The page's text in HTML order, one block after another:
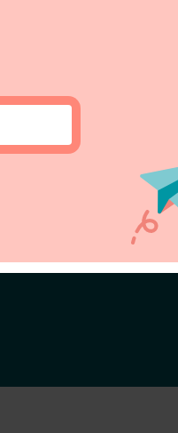
Medien
Gesuch einreichen